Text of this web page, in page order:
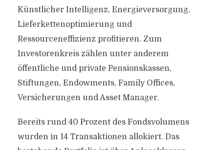
Künstlicher Intelligenz, Energieversorgung,
Lieferkettenoptimierung und
Ressourceneffizienz profitieren. Zum
Investorenkreis zählen unter anderem
öffentliche und private Pensionskassen,
Stiftungen, Endowments, Family Offices,
Versicherungen und Asset Manager.
Bereits rund 40 Prozent des Fondsvolumens
wurden in 14 Transaktionen allokiert. Das